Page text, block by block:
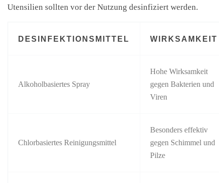
Utensilien sollten vor der Nutzung desinfiziert werden.
DESINFEKTIONSMITTEL WIRKSAMKEIT
Alkoholbasiertes Spray
Hohe Wirksamkeit
gegen Bakterien und
Viren
Chlorbasiertes Reinigungsmittel
Besonders effektiv
gegen Schimmel und
Pilze